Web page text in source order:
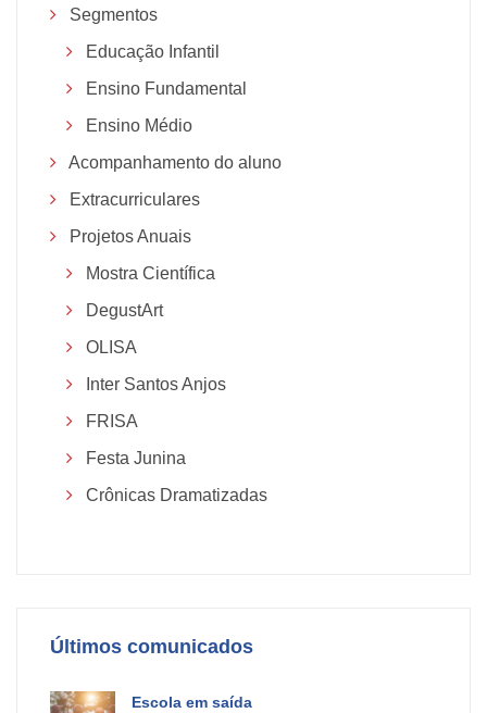
Segmentos
Educação Infantil
Ensino Fundamental
Ensino Médio
Acompanhamento do aluno
Extracurriculares
Projetos Anuais
Mostra Científica
DegustArt
OLISA
Inter Santos Anjos
FRISA
Festa Junina
Crônicas Dramatizadas
Últimos comunicados
Escola em saída